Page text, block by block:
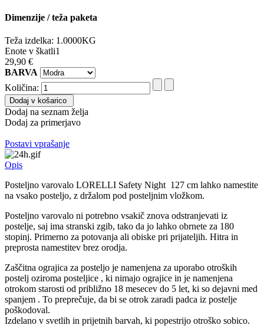
Dimenzije / teža paketa
Teža izdelka: 1.0000KG
Enote v škatli1
29,90 €
BARVA
Količina:
Dodaj v košarico
Dodaj na seznam želja
Dodaj za primerjavo
Postavi vprašanje
Opis
Posteljno varovalo LORELLI Safety Night 127 cm lahko namestite
na vsako posteljo, z držalom pod posteljnim vložkom.
Posteljno varovalo ni potrebno vsakič znova odstranjevati iz
postelje, saj ima stranski zgib, tako da jo lahko obrnete za 180
stopinj. Primerno za potovanja ali obiske pri prijateljih. Hitra in
preprosta namestitev brez orodja.
Zaščitna ograjica za posteljo je namenjena za uporabo otroških
postelj oziroma posteljice , ki nimajo ograjice in je namenjena
otrokom starosti od približno 18 mesecev do 5 let, ki so dejavni med
spanjem . To preprečuje, da bi se otrok zaradi padca iz postelje
poškodoval.
Izdelano v svetlih in prijetnih barvah, ki popestrijo otroško sobico.